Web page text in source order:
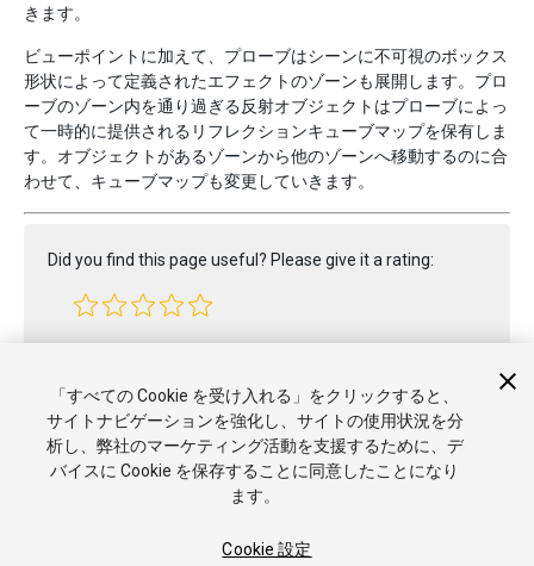
きます。
ビューポイントに加えて、プローブはシーンに不可視のボックス
形状によって定義されたエフェクトのゾーンも展開します。プロ
ーブのゾーン内を通り過ぎる反射オブジェクトはプローブによっ
て一時的に提供されるリフレクションキューブマップを保有しま
す。オブジェクトがあるゾーンから他のゾーンへ移動するのに合
わせて、キューブマップも変更していきます。
Did you find this page useful? Please give it a rating:
「すべての Cookie を受け入れる」をクリックすると、
サイトナビゲーションを強化し、サイトの使用状況を分
析し、弊社のマーケティング活動を支援するために、デ
バイスに Cookie を保存することに同意したことになり
ます。
Cookie 設定